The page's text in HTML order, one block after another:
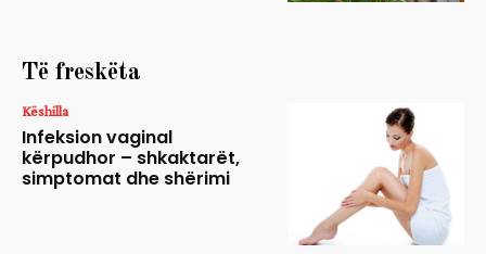
Të freskëta
Këshilla
Infeksion vaginal
kërpudhor – shkaktarët,
simptomat dhe shërimi